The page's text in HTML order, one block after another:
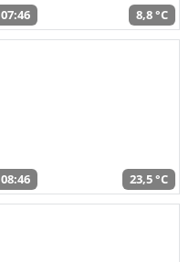
07:46 8,8 °C
08:46 23,5 °C